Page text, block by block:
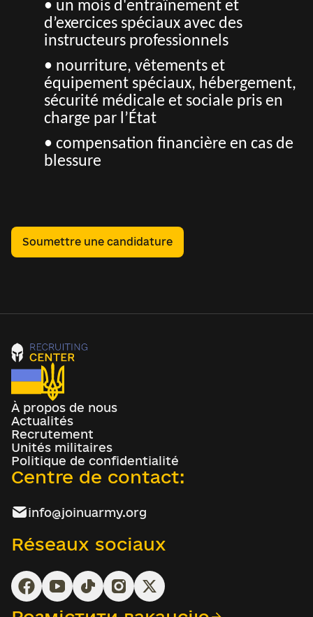
• un mois d'entraînement et
d’exercices spéciaux avec des
instructeurs professionnels
• nourriture, vêtements et
équipement spéciaux, hébergement,
sécurité médicale et sociale pris en
charge par l’État
• compensation financière en cas de
blessure
Soumettre une candidature
À propos de nous
Actualités
Recrutement
Unités militaires
Politique de confidentialité
Centre de contact:
info@joinuarmy.org
Réseaux sociaux